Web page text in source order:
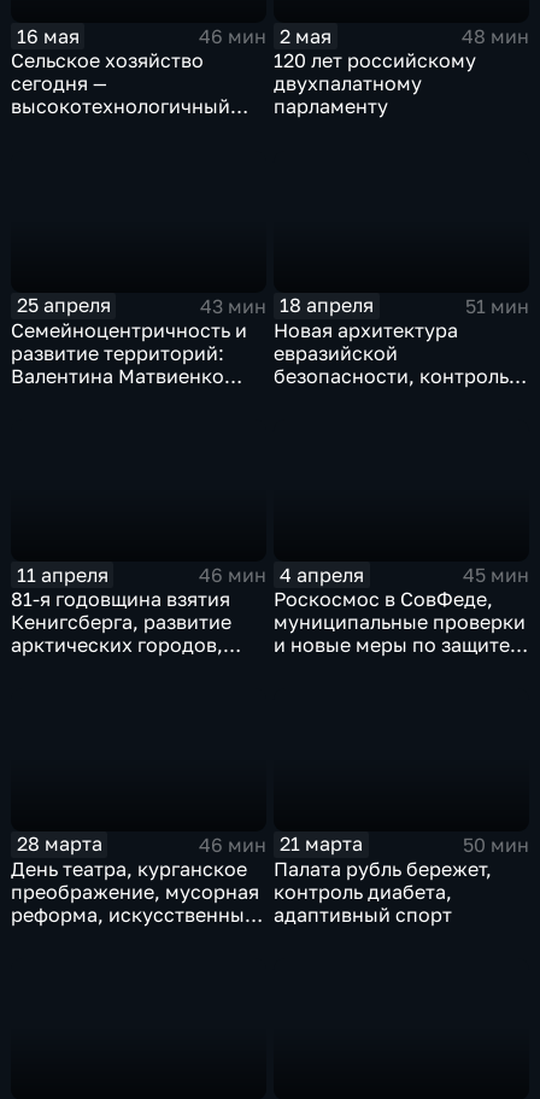
16 мая
46 мин
Сельское хозяйство
сегодня —
высокотехнологичный
2 мая
48 мин
120 лет российскому
двухпалатному
парламенту
25 апреля
43 мин
Семейноцентричность и
развитие территорий:
Валентина Матвиенко
18 апреля
51 мин
Новая архитектура
евразийской
безопасности, контроль
11 апреля
46 мин
81-я годовщина взятия
Кенигсберга, развитие
арктических городов,
4 апреля
45 мин
Роскосмос в СовФеде,
муниципальные проверки
и новые меры по защите
28 марта
46 мин
День театра, курганское
преображение, мусорная
реформа, искусственный
21 марта
50 мин
Палата рубль бережет,
контроль диабета,
адаптивный спорт